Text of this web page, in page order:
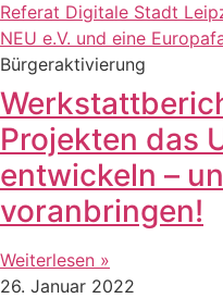
Bürgeraktivierung
Projekten das
entwickeln –
voranbringen!
Weiterlesen »
26. Januar 2022